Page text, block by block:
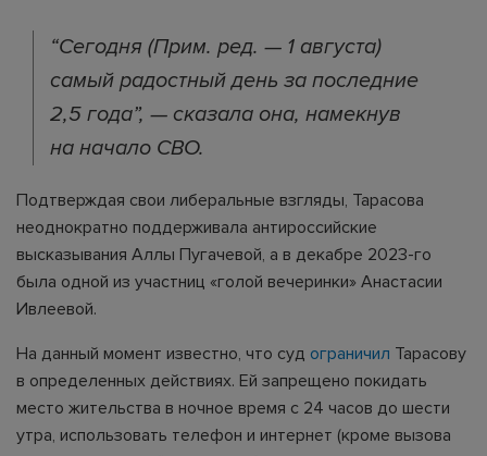
“Сегодня (Прим. ред. — 1 августа)
самый радостный день за последние
2,5 года”, — сказала она, намекнув
на начало СВО.
Подтверждая свои либеральные взгляды, Тарасова
неоднократно поддерживала антироссийские
высказывания Аллы Пугачевой, а в декабре 2023-го
была одной из участниц «голой вечеринки» Анастасии
Ивлеевой.
На данный момент известно, что суд ограничил Тарасову
в определенных действиях. Ей запрещено покидать
место жительства в ночное время с 24 часов до шести
утра, использовать телефон и интернет (кроме вызова